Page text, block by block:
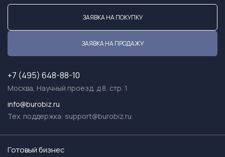
ЗАЯВКА НА ПОКУПКУ
ЗАЯВКА НА ПРОДАЖУ
+7 (495) 648-88-10
Москва, Научный проезд, д.8, стр. 1
info@burobiz.ru
Тех. поддержка: support@burobiz.ru
Готовый бизнес